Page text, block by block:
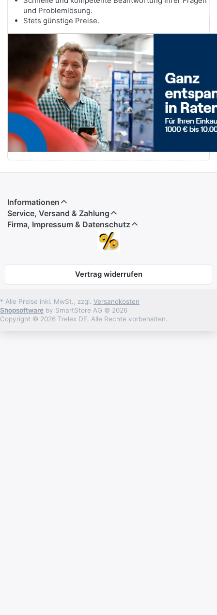
und Problemlösung.
Stets günstige Preise.
Informationen
Service, Versand & Zahlung
Firma, Impressum & Datenschutz
Vertrag widerrufen
* Alle Preise inkl. MwSt., zzgl. Versandkosten
Shopsoftware by SmartStore AG © 2026
Copyright © 2026 Trelex DE. Alle Rechte vorbehalten.